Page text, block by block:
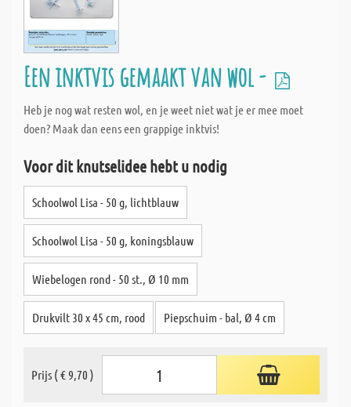
Een inktvis gemaakt van wol -
Heb je nog wat resten wol, en je weet niet wat je er mee moet
doen? Maak dan eens een grappige inktvis!
Voor dit knutselidee hebt u nodig
Schoolwol Lisa - 50 g, lichtblauw
Schoolwol Lisa - 50 g, koningsblauw
Wiebelogen rond - 50 st., Ø 10 mm
Drukvilt 30 x 45 cm, rood Piepschuim - bal, Ø 4 cm
Prijs ( € 9,70 )